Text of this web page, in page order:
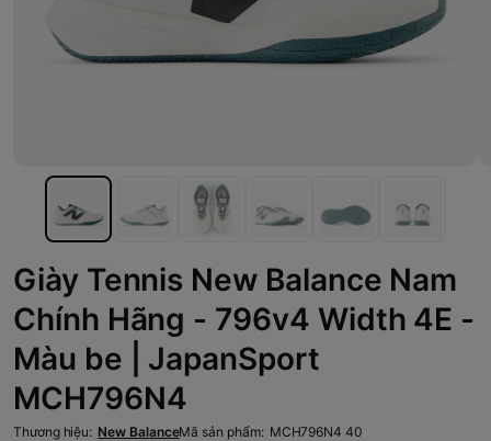
Giày Tennis New Balance Nam
Chính Hãng - 796v4 Width 4E -
Màu be | JapanSport
MCH796N4
Thương hiệu: New BalanceMã sản phẩm: MCH796N4 40